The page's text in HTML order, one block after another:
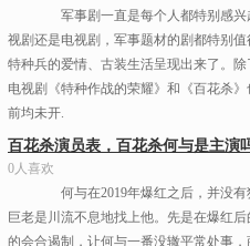
军事剧一直是每个人都特别感兴
视剧还是电视剧，军事题材的剧都特别
特种兵的爱情、古装生活呈现出来了。
电视剧《特种作战的荣耀》和《百花
前均未开.
百花杀演员表，百花杀何与是主演
0人喜欢
何与在2019年爆红之后，并没有
巨老是川流不息地找上他。先是在爆红
的会合遏制，让何与一番没辙平常处事